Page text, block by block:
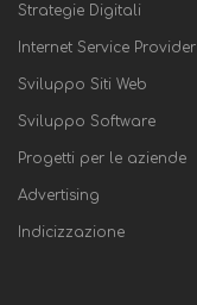
Strategie Digitali
Internet Service Provider
Sviluppo Siti Web
Sviluppo Software
Progetti per le aziende
Advertising
Indicizzazione